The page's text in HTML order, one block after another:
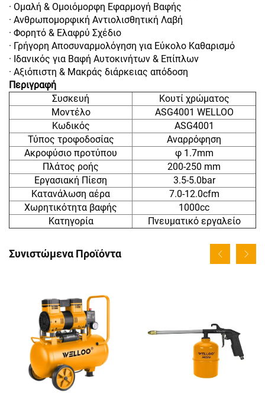
· Ομαλή & Ομοιόμορφη Εφαρμογή Βαφής
· Ανθρωπομορφική Αντιολισθητική Λαβή
· Φορητό & Ελαφρύ Σχέδιο
· Γρήγορη Αποσυναρμολόγηση για Εύκολο Καθαρισμό
· Ιδανικός για Βαφή Αυτοκινήτων & Επίπλων
· Αξιόπιστη & Μακράς διάρκειας απόδοση
Περιγραφή
Συσκευή
Κουτί χρώματος
Μοντέλο
ASG4001 WELLOO
Κωδικός
ASG4001
Τύπος τροφοδοσίας
Αναρρόφηση
Ακροφύσιο προτύπου
φ 1.7mm
Πλάτος ροής
200-250 mm
Εργασιακή Πίεση
3.5-5.0bar
Κατανάλωση αέρα
7.0-12.0cfm
Χωρητικότητα βαφής
1000cc
Κατηγορία
Πνευματικό εργαλείο
Συνιστώμενα Προϊόντα